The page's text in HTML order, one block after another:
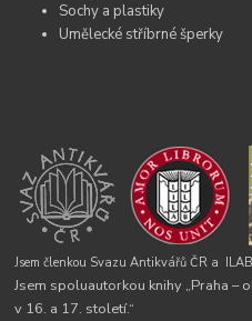
Sochy a plastiky
Umělecké stříbrné šperky
Jsem členkou Svazu Antikvářů ČR a
Jsem spoluautorkou knihy „Praha –
v 16. a 17. století.“